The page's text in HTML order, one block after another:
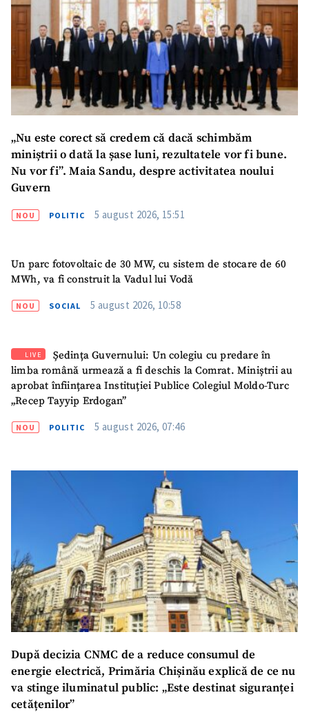
SUSȚINE
„Nu este corect să credem că dacă schimbăm
miniștrii o dată la șase luni, rezultatele vor fi bune.
Nu vor fi”. Maia Sandu, despre activitatea noului
Guvern
NOU POLITIC 5 august 2026, 15:51
Un parc fotovoltaic de 30 MW, cu sistem de stocare de 60
MWh, va fi construit la Vadul lui Vodă
NOU SOCIAL 5 august 2026, 10:58
LIVE
Ședința Guvernului: Un colegiu cu predare în
limba română urmează a fi deschis la Comrat. Miniștrii au
aprobat înființarea Instituției Publice Colegiul Moldo-Turc
„Recep Tayyip Erdogan”
NOU POLITIC 5 august 2026, 07:46
După decizia CNMC de a reduce consumul de
energie electrică, Primăria Chișinău explică de ce nu
va stinge iluminatul public: „Este destinat siguranței
cetățenilor”